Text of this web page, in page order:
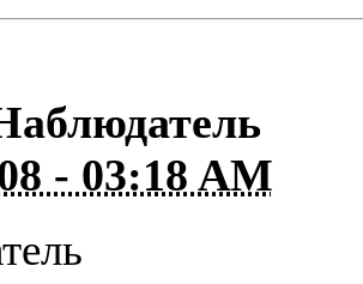
- 03:18 AM